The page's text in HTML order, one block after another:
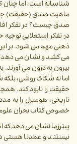
صدق چیست؟ در تفکر
در تفکر استعلایی
ذهنی مهم می شود. بر
می کشد و نشان می دهد که
بیرون به درون می آورند.
اما نه شکاک روشی،
حقیقت را نابود کند.
تاریخی، هوسرل را به
خصوص کتاب بحران علوم
پیترزما نشان می دهد که
نیستند و عمدتا هستی